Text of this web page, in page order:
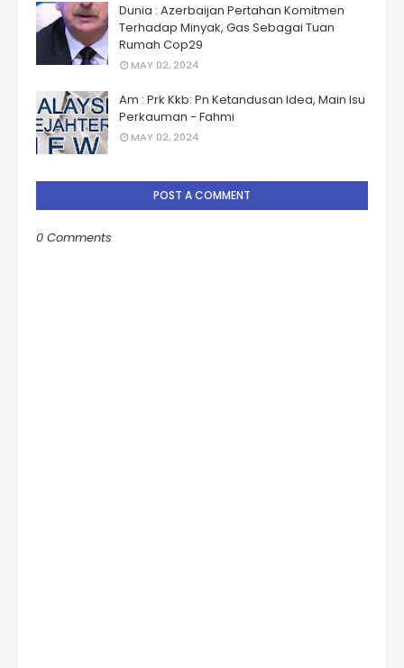
Dunia : Azerbaijan Pertahan Komitmen
Terhadap Minyak, Gas Sebagai Tuan
Rumah Cop29
MAY 02, 2024
Am : Prk Kkb: Pn Ketandusan Idea, Main Isu
Perkauman - Fahmi
MAY 02, 2024
POST A COMMENT
0 Comments